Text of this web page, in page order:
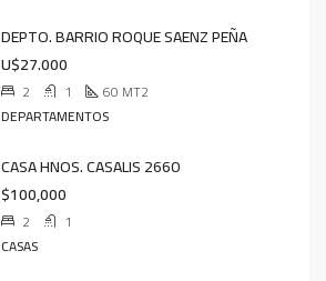
DEPTO. BARRIO ROQUE SAENZ PEÑA
U$27.000
2 1 60 MT2
DEPARTAMENTOS
CASA HNOS. CASALIS 2660
$100,000
2
1
CASAS